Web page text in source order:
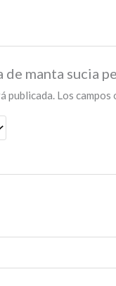
manta sucia
publicada. Los